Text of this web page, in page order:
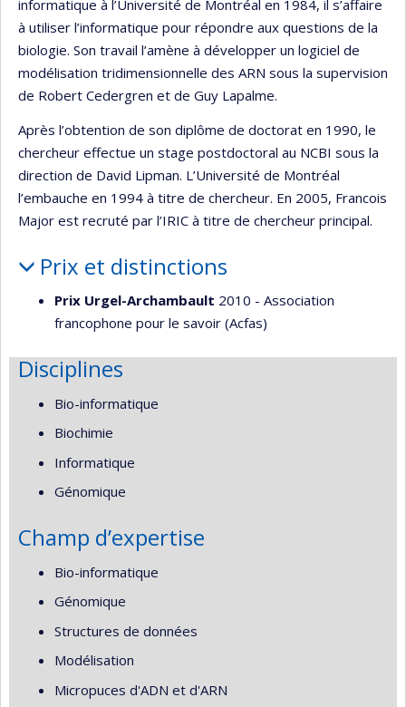
informatique à l’Université de Montréal en 1984, il s’affaire
à utiliser l’informatique pour répondre aux questions de la
biologie. Son travail l’amène à développer un logiciel de
modélisation tridimensionnelle des ARN sous la supervision
de Robert Cedergren et de Guy Lapalme.
Après l’obtention de son diplôme de doctorat en 1990, le
chercheur effectue un stage postdoctoral au NCBI sous la
direction de David Lipman. L’Université de Montréal
l’embauche en 1994 à titre de chercheur. En 2005, Francois
Major est recruté par l’IRIC à titre de chercheur principal.
Prix et distinctions
Prix Urgel-Archambault 2010 - Association
francophone pour le savoir (Acfas)
Disciplines
Bio-informatique
Biochimie
Informatique
Génomique
Champ d’expertise
Bio-informatique
Génomique
Structures de données
Modélisation
Micropuces d'ADN et d'ARN